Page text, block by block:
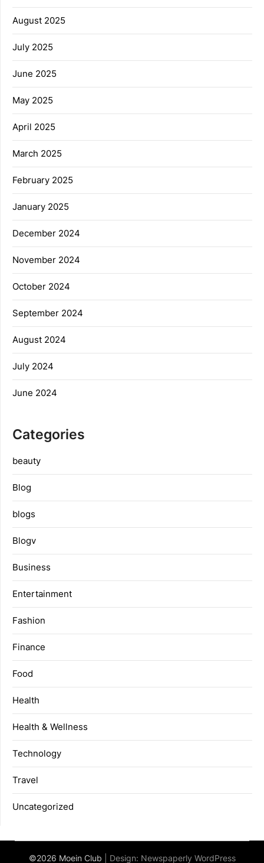
August 2025
July 2025
June 2025
May 2025
April 2025
March 2025
February 2025
January 2025
December 2024
November 2024
October 2024
September 2024
August 2024
July 2024
June 2024
Categories
beauty
Blog
blogs
Blogv
Business
Entertainment
Fashion
Finance
Food
Health
Health & Wellness
Technology
Travel
Uncategorized
©2026 Moein Club | Design: Newspaperly WordPress